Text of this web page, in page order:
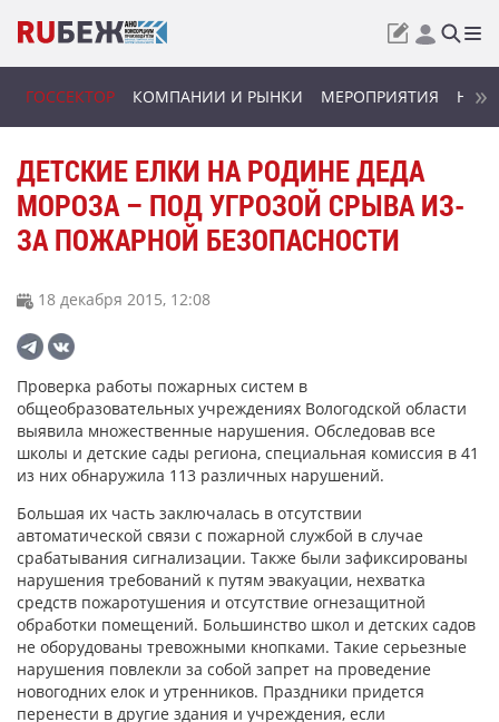
ГОССЕКТОР КОМПАНИИ И РЫНКИ МЕРОПРИЯТИЯ
ДЕТСКИЕ ЕЛКИ НА РОДИНЕ ДЕДА
МОРОЗА – ПОД УГРОЗОЙ СРЫВА ИЗ-
ЗА ПОЖАРНОЙ БЕЗОПАСНОСТИ
18 декабря 2015, 12:08
Проверка работы пожарных систем в
общеобразовательных учреждениях Вологодской области
выявила множественные нарушения. Обследовав все
школы и детские сады региона, специальная комиссия в 41
из них обнаружила 113 различных нарушений.
Большая их часть заключалась в отсутствии
автоматической связи с пожарной службой в случае
срабатывания сигнализации. Также были зафиксированы
нарушения требований к путям эвакуации, нехватка
средств пожаротушения и отсутствие огнезащитной
обработки помещений. Большинство школ и детских садов
не оборудованы тревожными кнопками. Такие серьезные
нарушения повлекли за собой запрет на проведение
новогодних елок и утренников. Праздники придется
перенести в другие здания и учреждения, если